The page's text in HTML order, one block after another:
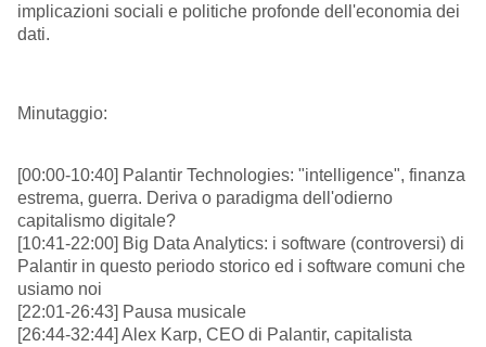
implicazioni sociali e politiche profonde dell'economia dei
dati.
Minutaggio:
[00:00-10:40] Palantir Technologies: "intelligence", finanza
estrema, guerra. Deriva o paradigma dell'odierno
capitalismo digitale?
[10:41-22:00] Big Data Analytics: i software (controversi) di
Palantir in questo periodo storico ed i software comuni che
usiamo noi
[22:01-26:43] Pausa musicale
[26:44-32:44] Alex Karp, CEO di Palantir, capitalista